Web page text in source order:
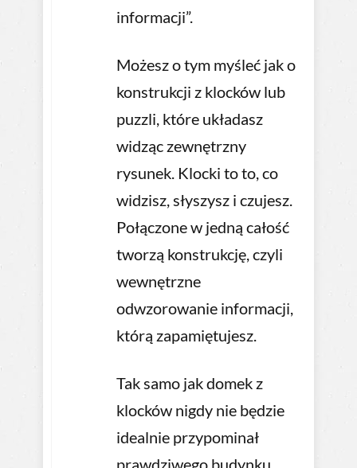
informacji”.
Możesz o tym myśleć jak o
konstrukcji z klocków lub
puzzli, które układasz
widząc zewnętrzny
rysunek. Klocki to to, co
widzisz, słyszysz i czujesz.
Połączone w jedną całość
tworzą konstrukcję, czyli
wewnętrzne
odwzorowanie informacji,
którą zapamiętujesz.
Tak samo jak domek z
klocków nigdy nie będzie
idealnie przypominał
prawdziwego budynku,